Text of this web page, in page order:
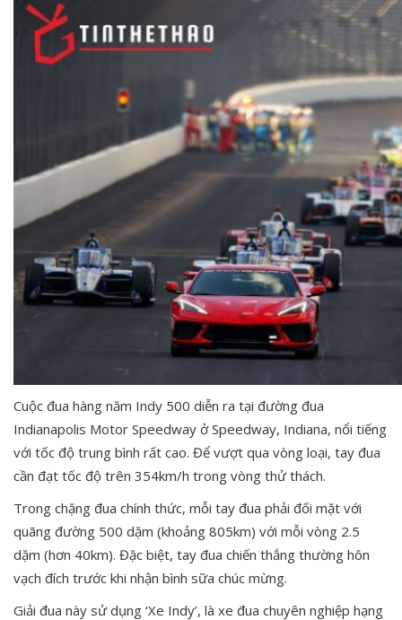
Cuộc đua hàng năm Indy 500 diễn ra tại đường đua
Indianapolis Motor Speedway ở Speedway, Indiana, nổi tiếng
với tốc độ trung bình rất cao. Để vượt qua vòng loại, tay đua
cần đạt tốc độ trên 354km/h trong vòng thử thách.
Trong chặng đua chính thức, mỗi tay đua phải đối mặt với
quãng đường 500 dặm (khoảng 805km) với mỗi vòng 2.5
dặm (hơn 40km). Đặc biệt, tay đua chiến thắng thường hôn
vạch đích trước khi nhận bình sữa chúc mừng.
Giải đua này sử dụng ‘Xe Indy’, là xe đua chuyên nghiệp hạng